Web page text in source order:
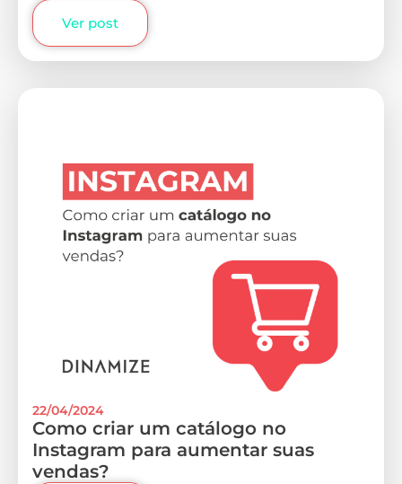
Ver post
22/04/2024
Como criar um catálogo no
Instagram para aumentar suas
vendas?